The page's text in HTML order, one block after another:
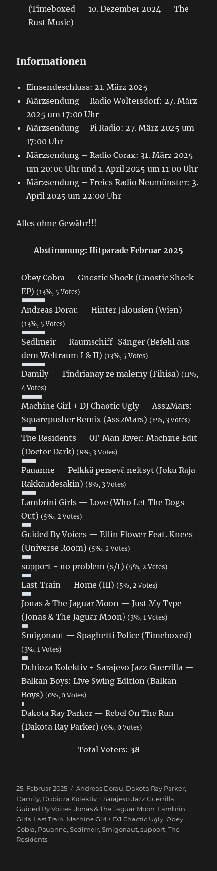
(Timeboxed — 10. Dezember 2024 — The
Rust Music)
Informationen
Einsendeschluss: 21. März 2025
Märzsendung – Radio Woltersdorf: 27. März
2025 um 17:00 Uhr
Märzsendung – Pi Radio: 27. März 2025 um
17:00 Uhr
Märzsendung – Radio Corax: 31. März 2025
um 20:00 Uhr und 1. April 2025 um 11:00 Uhr
Märzsendung – Freies Radio Neumünster: 3.
April 2025 um 22:00 Uhr
Alles ohne Gewähr!!!
Abstimmung: Hitparade Februar 2025
Obey Cobra — Gnostic Shock (Gnostic Shock
EP) (13%, 5 Votes)
Andreas Dorau — Hinter Jalousien (Wien)
(13%, 5 Votes)
Sedlmeir — Raumschiff-Sänger (Befehl aus
dem Weltraum I & II) (13%, 5 Votes)
Damily — Tindrianay ze malemy (Fihisa) (11%,
4 Votes)
Machine Girl + DJ Chaotic Ugly — Ass2Mars:
Squarepusher Remix (Ass2Mars) (8%, 3 Votes)
The Residents — Ol' Man River: Machine Edit
(Doctor Dark) (8%, 3 Votes)
Pauanne — Pelkkä persevä neitsyt (Joku Raja
Rakkaudesakin) (8%, 3 Votes)
Lambrini Girls — Love (Who Let The Dogs
Out) (5%, 2 Votes)
Guided By Voices — Elfin Flower Feat. Knees
(Universe Room) (5%, 2 Votes)
support - no problem (s/t) (5%, 2 Votes)
Last Train — Home (III) (5%, 2 Votes)
Jonas & The Jaguar Moon — Just My Type
(Jonas & The Jaguar Moon) (3%, 1 Votes)
Smigonaut — Spaghetti Police (Timeboxed)
(3%, 1 Votes)
Dubioza Kolektiv + Sarajevo Jazz Guerrilla —
Balkan Boys: Live Swing Edition (Balkan
Boys) (0%, 0 Votes)
Dakota Ray Parker — Rebel On The Run
(Dakota Ray Parker) (0%, 0 Votes)
Total Voters: 38
Veröffentlicht
am
25. Februar 2025 Schlagwörter
Andreas Dorau, Dakota Ray Parker,
Damily, Dubioza Kolektiv + Sarajevo Jazz Guerrilla,
Guided By Voices,Jonas & The Jaguar Moon, Lambrini
Girls, Last Train, Machine Girl + DJ Chaotic Ugly,Obey
Cobra, Pauanne,Sedlmeir,Smigonaut,support,The
Residents